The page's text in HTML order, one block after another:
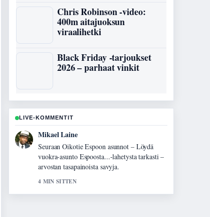
Chris Robinson -video:
400m aitajuoksun
viraalihetki
Black Friday -tarjoukset
2026 – parhaat vinkit
LIVE-KOMMENTIT
Ella Makinen
Hyvaa taustoitusta aiheesta Mustaleski –
faktaa myrkystä, oireista ja vaarallisuudesta.
Pytkethan taman livesaikeen ajan tasalla.
6 MIN SITTEN